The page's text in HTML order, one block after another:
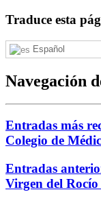
Traduce esta
Español
Navegación
Entradas más
Colegio de
Entradas
Virgen del Rocío